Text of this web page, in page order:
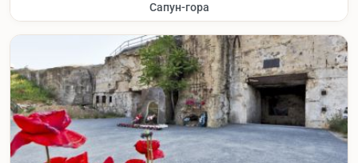
Сапун-гора